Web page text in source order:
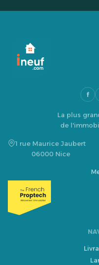
f
La plus
de
1 rue Maurice Jaubert
06000 Nice